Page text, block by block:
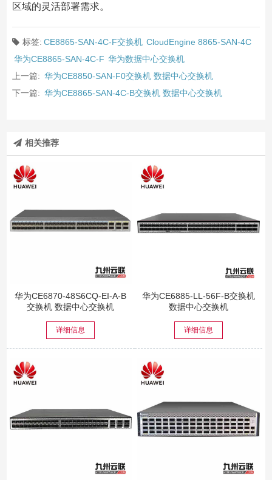
区域的灵活部署需求。
标签: CE8865-SAN-4C-F交换机 CloudEngine 8865-SAN-4C
华为CE8865-SAN-4C-F 华为数据中心交换机
上一篇: 华为CE8850-SAN-F0交换机 数据中心交换机
下一篇: 华为CE8865-SAN-4C-B交换机 数据中心交换机
相关推荐
华为CE6870-48S6CQ-EI-A-B
交换机 数据中心交换机
详细信息
华为CE6885-LL-56F-B交换机
数据中心交换机
详细信息